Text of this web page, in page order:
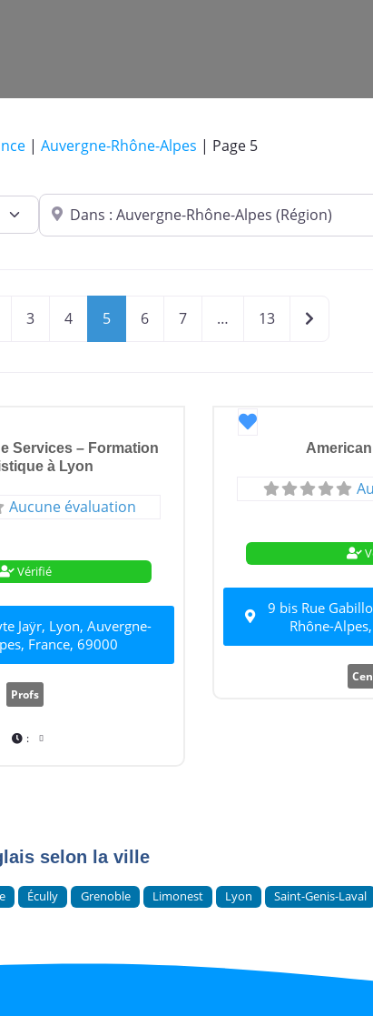
| Auvergne-Rhône-Alpes | Page 5
Dans quelle ville ?
3 4 5 6 7 … 13 Older posts
Services – Formation
à Lyon
Aucune évaluation
Vérifié
Jaÿr, Lyon, Auvergne-
France, 69000
Profs
:
Favori
9 bis Rue
Rhône-
selon la ville
Écully Grenoble Limonest Lyon Saint-Genis-Laval